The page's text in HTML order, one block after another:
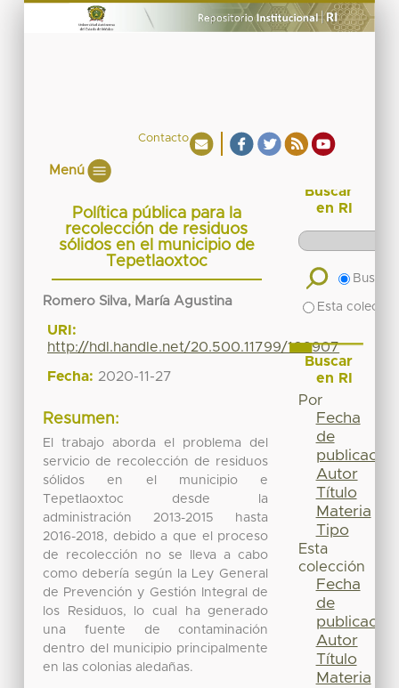
Contacto
Menú
Política pública para la
recolección de residuos
sólidos en el municipio de
Tepetlaoxtoc
Romero Silva, María Agustina
URI:
http://hdl.handle.net/20.500.11799/109907
Fecha: 2020-11-27
Resumen:
El trabajo aborda el problema del
servicio de recolección de residuos
sólidos en el municipio e
Tepetlaoxtoc desde la
administración 2013-2015 hasta
2016-2018, debido a que el proceso
de recolección no se lleva a cabo
como debería según la Ley General
de Prevención y Gestión Integral de
los Residuos, lo cual ha generado
una fuente de contaminación
dentro del municipio principalmente
en las colonias aledañas.
Buscar
en RI
Buscar
Esta
Buscar
en RI
Por
Fecha
de
publicación
Autor
Título
Materia
Tipo
Esta
colección
Fecha
de
publicación
Autor
Título
Materia